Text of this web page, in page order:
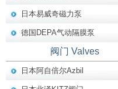
日本易威奇磁力泵
德国DEPA气动隔膜泵
阀门 Valves
日本阿自倍尔Azbil